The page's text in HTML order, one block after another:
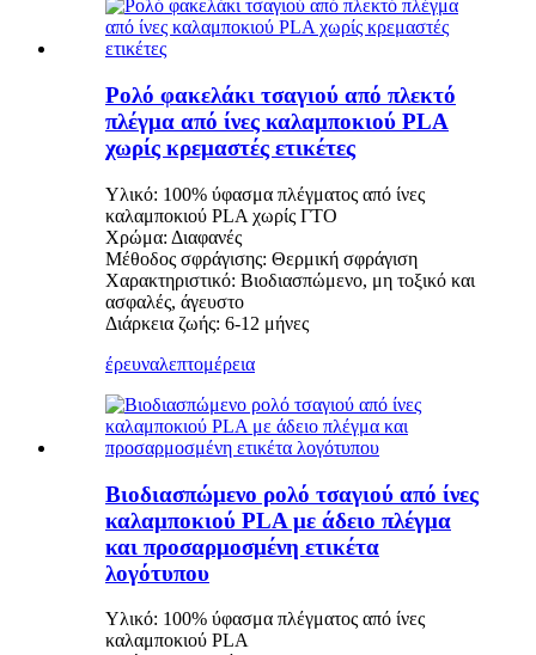
Ρολό φακελάκι τσαγιού από πλεκτό
πλέγμα από ίνες καλαμποκιού PLA
χωρίς κρεμαστές ετικέτες
Υλικό: 100% ύφασμα πλέγματος από ίνες
καλαμποκιού PLA χωρίς ΓΤΟ
Χρώμα: Διαφανές
Μέθοδος σφράγισης: Θερμική σφράγιση
Χαρακτηριστικό: Βιοδιασπώμενο, μη τοξικό και
ασφαλές, άγευστο
Διάρκεια ζωής: 6-12 μήνες
έρευναλεπτομέρεια
Βιοδιασπώμενο ρολό τσαγιού από ίνες
καλαμποκιού PLA με άδειο πλέγμα
και προσαρμοσμένη ετικέτα
λογότυπου
Υλικό: 100% ύφασμα πλέγματος από ίνες
καλαμποκιού PLA